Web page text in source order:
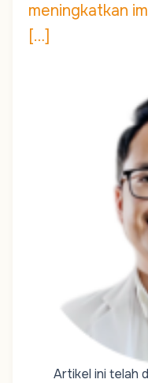
meningkatkan
[…]
Artikel ini telah